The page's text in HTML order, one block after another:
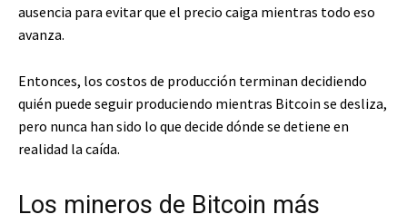
ausencia para evitar que el precio caiga mientras todo eso
avanza.
Entonces, los costos de producción terminan decidiendo
quién puede seguir produciendo mientras Bitcoin se desliza,
pero nunca han sido lo que decide dónde se detiene en
realidad la caída.
Los mineros de Bitcoin más